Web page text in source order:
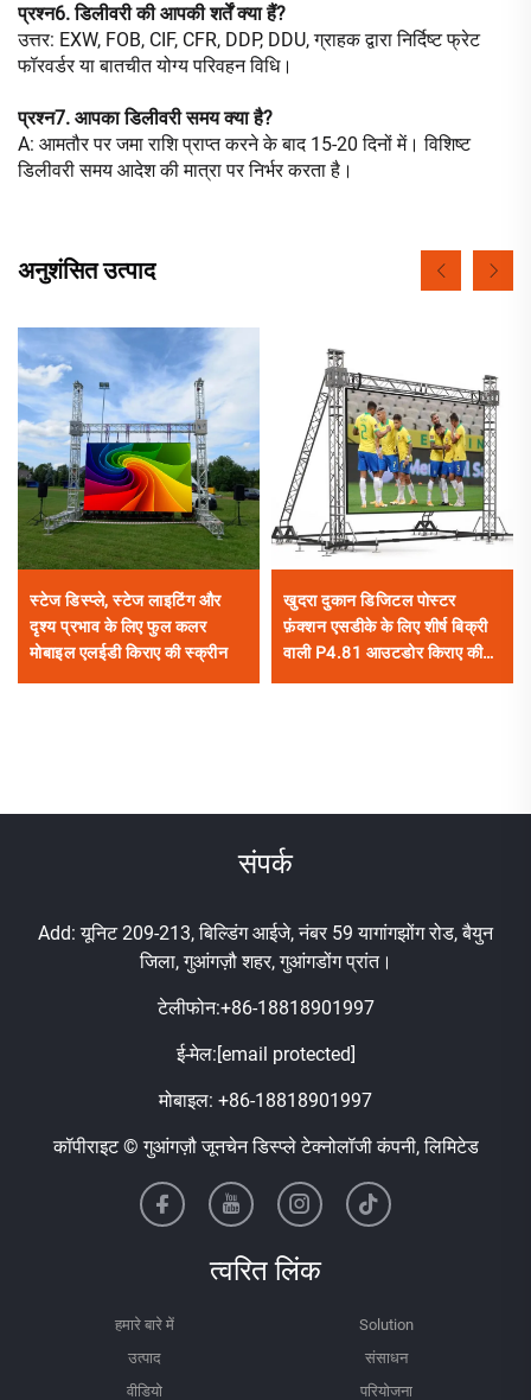
प्रश्न6. डिलीवरी की आपकी शर्तें क्या हैं?
उत्तर: EXW, FOB, CIF, CFR, DDP, DDU, ग्राहक द्वारा निर्दिष्ट फ्रेट
फॉरवर्डर या बातचीत योग्य परिवहन विधि।
प्रश्न7. आपका डिलीवरी समय क्या है?
A: आमतौर पर जमा राशि प्राप्त करने के बाद 15-20 दिनों में। विशिष्ट
डिलीवरी समय आदेश की मात्रा पर निर्भर करता है।
अनुशंसित उत्पाद
स्टेज डिस्प्ले, स्टेज लाइटिंग और
दृश्य प्रभाव के लिए फुल कलर
मोबाइल एलईडी किराए की स्क्रीन
खुदरा दुकान डिजिटल पोस्टर
फ़ंक्शन एसडीके के लिए शीर्ष बिक्री
वाली P4.81 आउटडोर किराए की
संपर्क
Add: यूनिट 209-213, बिल्डिंग आईजे, नंबर 59 यागांगझोंग रोड, बैयुन
जिला, गुआंगज़ौ शहर, गुआंगडोंग प्रांत।
टेलीफोन:+86-18818901997
ई-मेल:[email protected]
मोबाइल: +86-18818901997
कॉपीराइट © गुआंगज़ौ जूनचेन डिस्प्ले टेक्नोलॉजी कंपनी, लिमिटेड
त्वरित लिंक
हमारे बारे में
Solution
उत्पाद
संसाधन
वीडियो
परियोजना